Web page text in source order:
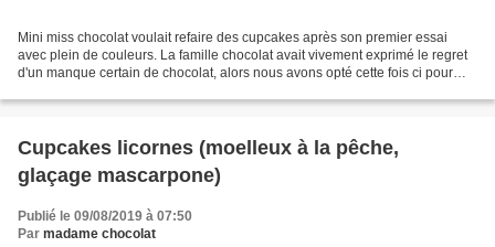
Mini miss chocolat voulait refaire des cupcakes après son premier essai
avec plein de couleurs. La famille chocolat avait vivement exprimé le regret
d'un manque certain de chocolat, alors nous avons opté cette fois ci pour
Cupcakes licornes (moelleux à la pêche,
glaçage mascarpone)
Publié le 09/08/2019 à 07:50
Par madame chocolat